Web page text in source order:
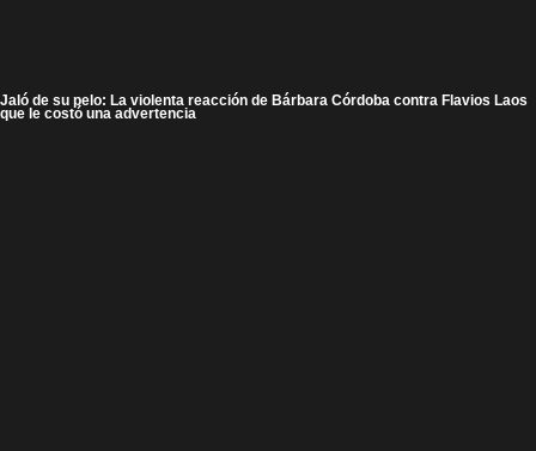
Jaló de su pelo: La violenta reacción de Bárbara Córdoba contra Flavios Laos
que le costó una advertencia